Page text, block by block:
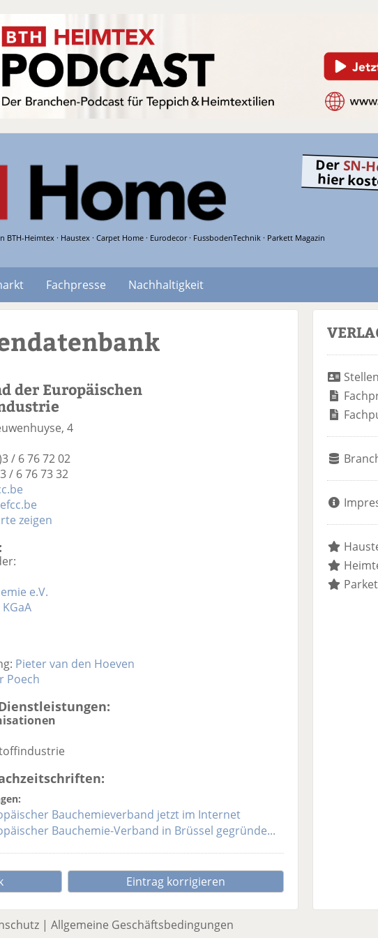
Heimtex · Haustex · Carpet Home · Eurodecor · FussbodenTechnik · Parkett Magazin
Der SN-
hier
Fachpresse
Nachhaltigkeit
der Europäischen
4
/ 6 76 72 02
/ 6 76 73 32
zeigen
e.V.
Pieter van den Hoeven
Poech
Bauchemieverband jetzt im Internet
Bauchemie-Verband in Brüssel gegründe...
Eintrag korrigieren
| Allgemeine Geschäftsbedingungen